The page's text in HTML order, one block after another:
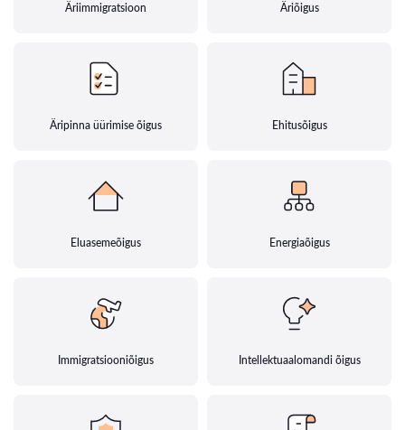
Äriimmigratsioon Äriõigus
Äripinna üürimise õigus Ehitusõigus
Eluasemeõigus Energiaõigus
Immigratsiooniõigus Intellektuaalomandi õigus